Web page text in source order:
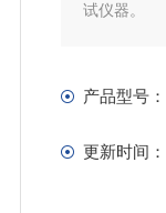
试仪器。
产品型号：
更新时间：